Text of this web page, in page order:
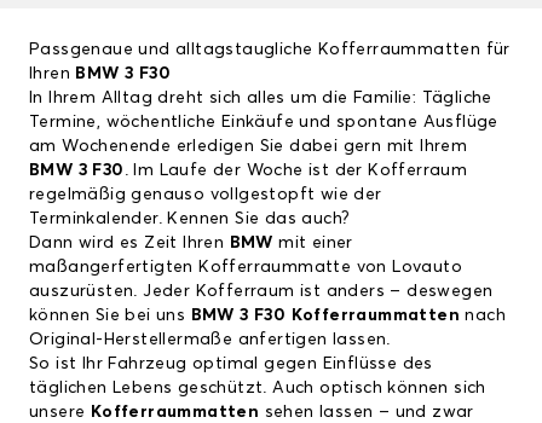
Passgenaue und alltagstaugliche Kofferraummatten für
Ihren BMW 3 F30
In Ihrem Alltag dreht sich alles um die Familie: Tägliche
Termine, wöchentliche Einkäufe und spontane Ausflüge
am Wochenende erledigen Sie dabei gern mit Ihrem
BMW 3 F30 . Im Laufe der Woche ist der Kofferraum
regelmäßig genauso vollgestopft wie der
Terminkalender. Kennen Sie das auch?
Dann wird es Zeit Ihren BMW mit einer
maßangerfertigten Kofferraummatte von Lovauto
auszurüsten. Jeder Kofferraum ist anders – deswegen
können Sie bei uns BMW 3 F30 Kofferraummatten nach
Original-Herstellermaße anfertigen lassen.
So ist Ihr Fahrzeug optimal gegen Einflüsse des
täglichen Lebens geschützt. Auch optisch können sich
unsere Kofferraummatten sehen lassen – und zwar